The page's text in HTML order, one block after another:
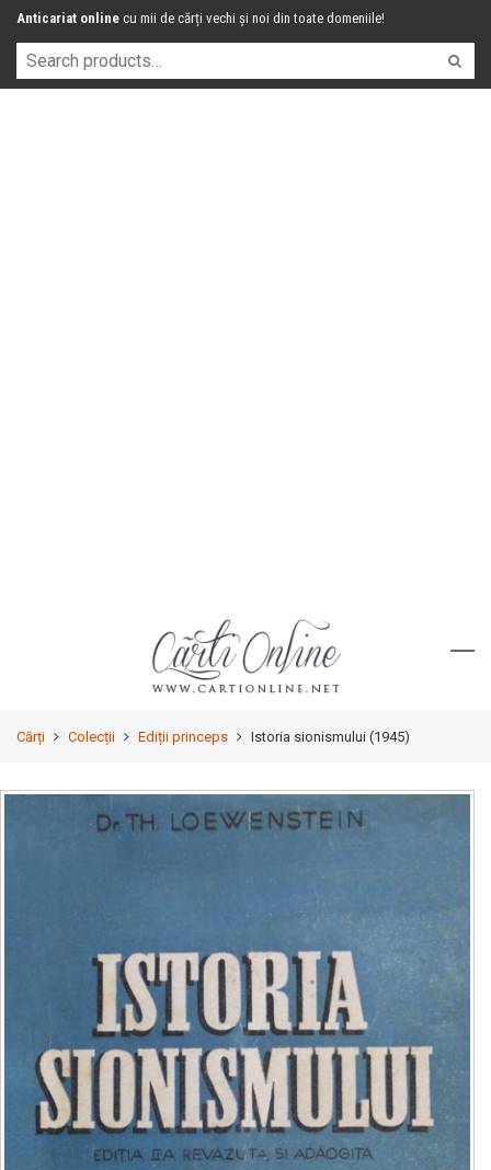
Anticariat online cu mii de cărți vechi și noi din toate domeniile!
Cărți Colecții Ediții princeps Istoria sionismului (1945)